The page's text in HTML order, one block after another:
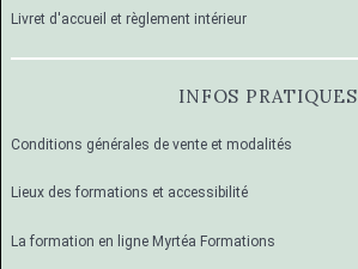
Livret d'accueil et règlement intérieur
INFOS PRATIQUES
Conditions générales de vente et modalités
Lieux des formations et accessibilité
La formation en ligne Myrtéa Formations